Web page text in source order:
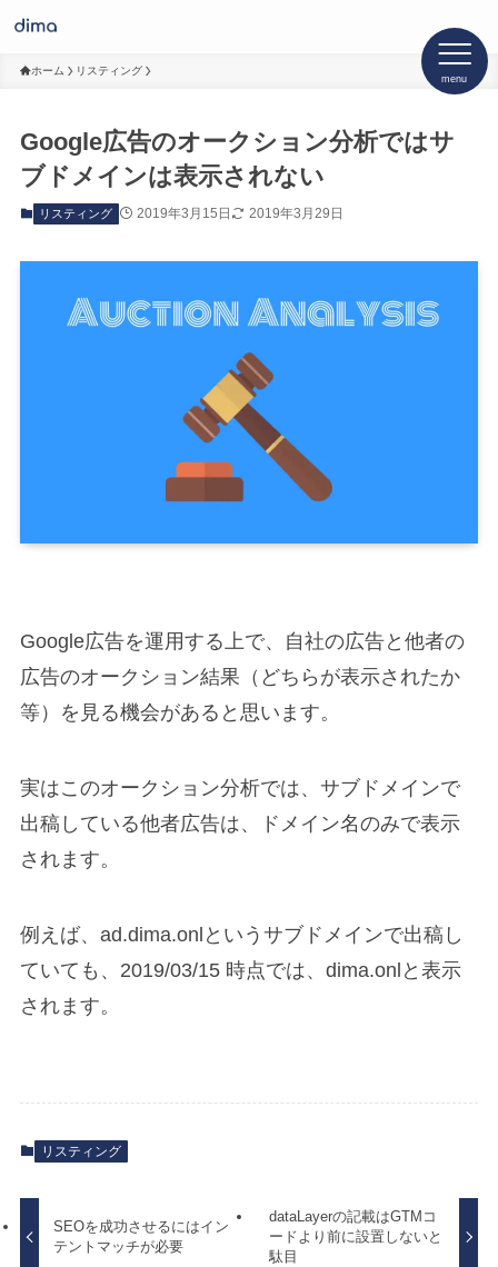
HOME
ABOUT
CONTACT
menu
ホーム リスティング
Google広告のオークション分析ではサ
ブドメインは表示されない
リスティング 2019年3月15日 2019年3月29日
Google広告を運用する上で、自社の広告と他者の
広告のオークション結果（どちらが表示されたか
等）を見る機会があると思います。
実はこのオークション分析では、サブドメインで
出稿している他者広告は、ドメイン名のみで表示
されます。
例えば、ad.dima.onlというサブドメインで出稿し
ていても、2019/03/15 時点では、dima.onlと表示
されます。
リスティング
SEOを成功させるにはイン
テントマッチが必要
dataLayerの記載はGTMコ
ードより前に設置しないと
駄目